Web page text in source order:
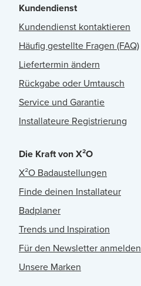
Kundendienst
Kundendienst kontaktieren
Häufig gestellte Fragen (FAQ)
Liefertermin ändern
Rückgabe oder Umtausch
Service und Garantie
Installateure Registrierung
Die Kraft von X²O
X²O Badaustellungen
Finde deinen Installateur
Badplaner
Trends und Inspiration
Für den Newsletter anmelden
Unsere Marken